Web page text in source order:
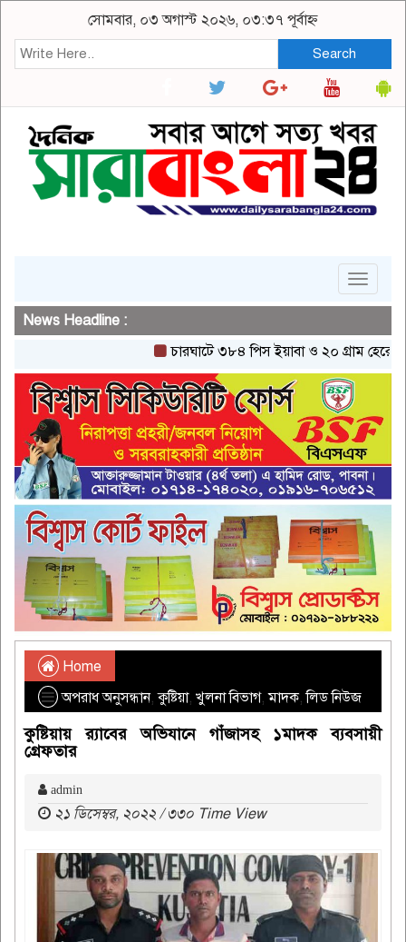
সোমবার, ০৩ অগাস্ট ২০২৬, ০৩:৩৭ পূর্বাহ্ন
Search
Toggle
News Headline :
চারঘাটে ৩৮৪ পিস ইয়াবা ও ২০ গ্রাম হেরোইনসহ
Home
অপরাধ অনুসন্ধান,কুষ্টিয়া, খুলনা বিভাগ,মাদক,লিড নিউজ
কুষ্টিয়ায় র‌্যাবের অভিযানে গাঁজাসহ ১মাদক ব্যবসায়ী
গ্রেফতার
admin
২১ ডিসেম্বর, ২০২২ / ৩৩০ Time View